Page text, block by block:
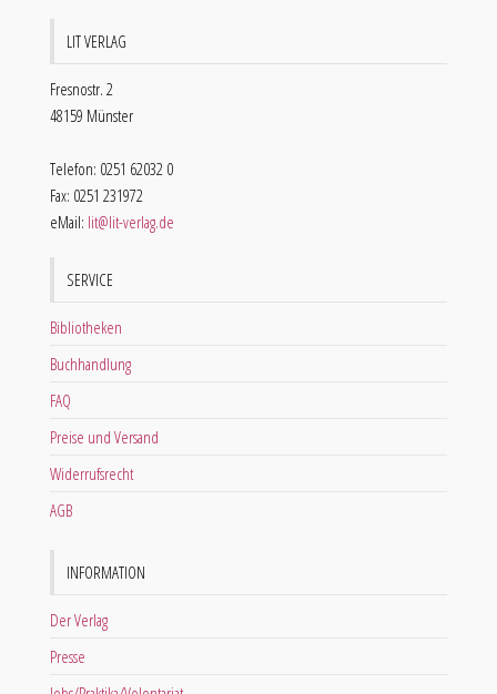
LIT VERLAG
Fresnostr. 2
48159 Münster
Telefon: 0251 62032 0
Fax: 0251 231972
eMail: lit@lit-verlag.de
SERVICE
Bibliotheken
Buchhandlung
FAQ
Preise und Versand
Widerrufsrecht
AGB
INFORMATION
Der Verlag
Presse